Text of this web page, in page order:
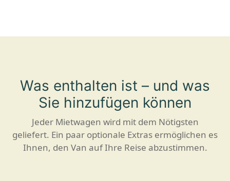
Was enthalten ist – und was
Sie hinzufügen können
Jeder Mietwagen wird mit dem Nötigsten
geliefert. Ein paar optionale Extras ermöglichen es
Ihnen, den Van auf Ihre Reise abzustimmen.